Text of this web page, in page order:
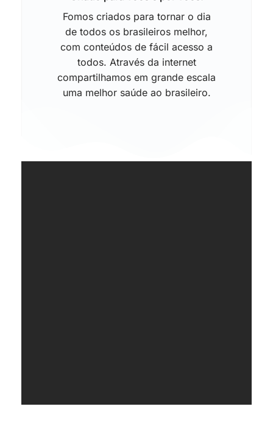
Fomos criados para tornar o dia
de todos os brasileiros melhor,
com conteúdos de fácil acesso a
todos. Através da internet
compartilhamos em grande escala
uma melhor saúde ao brasileiro.